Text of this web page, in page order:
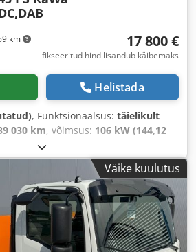
km 17 800 €
fikseeritud hind lisandub käibemaks
Helistada
, Funktsionaalsus: täielikult
030 km, võimsus: 106 kW (144,12
, ülekande tüüp:
, kogumass:3 100 kg, tühimass:1 800
1 300 kg
, esmane
, järgmine ülevaatus (TÜV):
pikkus:2 512 mm, laadimisruumi
kõrgus:1 220 mm,
TEMP, värv: valge , istekohtade arv:3,
, Varustus:
ABS, AdBlue,
Väike kuulutus